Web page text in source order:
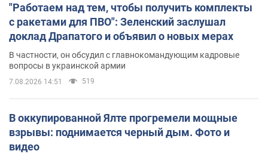
"Работаем над тем, чтобы получить комплекты
с ракетами для ПВО": Зеленский заслушал
доклад Драпатого и объявил о новых мерах
В частности, он обсудил с главнокомандующим кадровые
вопросы в украинской армии
7.08.2026 14:51 519
В оккупированной Ялте прогремели мощные
взрывы: поднимается черный дым. Фото и
видео